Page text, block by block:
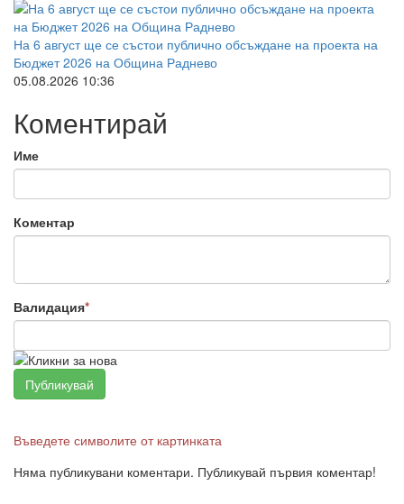
На 6 август ще се състои публично обсъждане на проекта на
Бюджет 2026 на Община Раднево
05.08.2026 10:36
Коментирай
Име
Коментар
Валидация*
Въведете символите от картинката
Няма публикувани коментари. Публикувай първия коментар!